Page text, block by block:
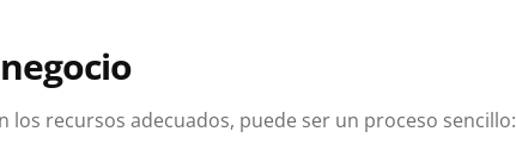
recursos adecuados, puede ser un proceso sencillo: